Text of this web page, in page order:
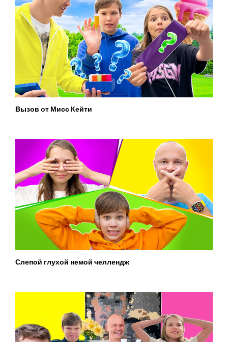
Вызов от Мисс Кейти
Слепой глухой немой челлендж